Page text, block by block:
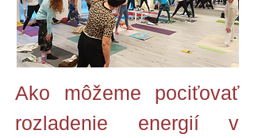
Ako môžeme pociťovať
rozladenie energií v